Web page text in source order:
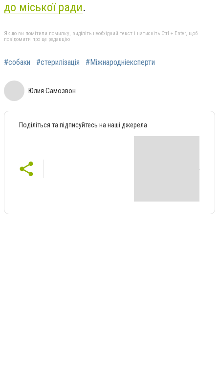
до міської ради.
Якщо ви помітили помилку, виділіть необхідний текст і натисніть Ctrl + Enter, щоб
повідомити про це редакцію
#собаки #стерилізація #Міжнародніексперти
Юлия Самозвон
Поділіться та підписуйтесь на наші джерела